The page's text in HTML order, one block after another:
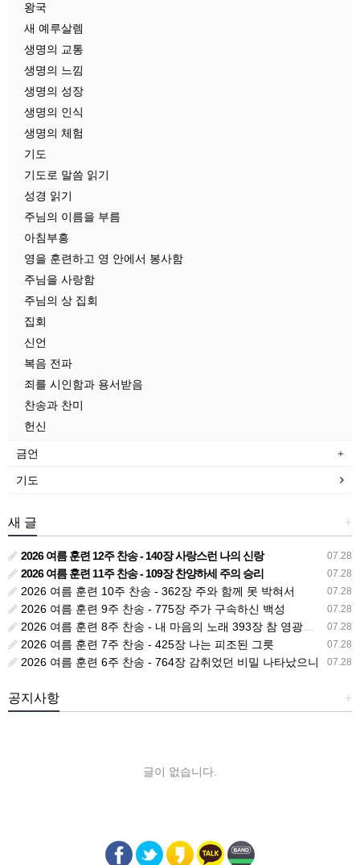
왕국
새 예루살렘
생명의 교통
생명의 느낌
생명의 성장
생명의 인식
생명의 체험
기도
기도로 말씀 읽기
성경 읽기
주님의 이름을 부름
아침부흥
영을 훈련하고 영 안에서 봉사함
주님을 사랑함
주님의 상 집회
집회
신언
복음 전파
죄를 시인함과 용서받음
찬송과 찬미
헌신
금언
기도
+
새 글
07.28
2026 여름 훈련 12주 찬송 - 140장 사랑스런 나의 신랑
07.28
2026 여름 훈련 11주 찬송 - 109장 찬양하세 주의 승리
07.28
2026 여름 훈련 10주 찬송 - 362장 주와 함께 못 박혀서
07.28
2026 여름 훈련 9주 찬송 - 775장 주가 구속하신 백성
07.28
2026 여름 훈련 8주 찬송 - 내 마음의 노래 393장 참 영광스런 우리 왕
07.28
2026 여름 훈련 7주 찬송 - 425장 나는 피조된 그릇
07.28
2026 여름 훈련 6주 찬송 - 764장 감취었던 비밀 나타났으니
+
공지사항
글이 없습니다.